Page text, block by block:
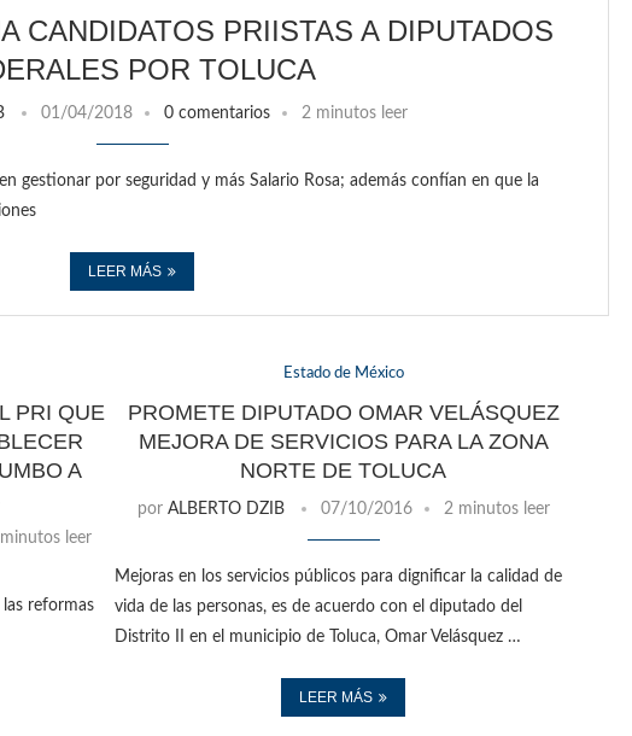
CANDIDATOS PRIISTAS A DIPUTADOS
POR TOLUCA
01/04/2018 0 comentarios 2 minutos leer
gestionar por seguridad y más Salario Rosa; además confían en que la
LEER MÁS
PRI QUE
A
leer
reformas
Estado de México
PROMETE DIPUTADO OMAR VELÁSQUEZ
MEJORA DE SERVICIOS PARA LA ZONA
NORTE DE TOLUCA
por ALBERTO DZIB 07/10/2016 2 minutos leer
Mejoras en los servicios públicos para dignificar la calidad de
vida de las personas, es de acuerdo con el diputado del
Distrito II en el municipio de Toluca, Omar Velásquez …
LEER MÁS